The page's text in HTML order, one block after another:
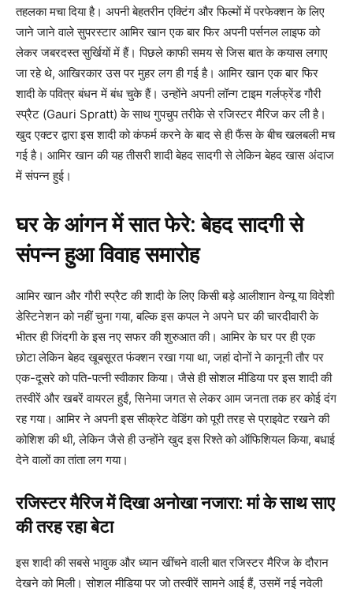
तहलका मचा दिया है। अपनी बेहतरीन एक्टिंग और फिल्मों में परफेक्शन के लिए
जाने जाने वाले सुपरस्टार आमिर खान एक बार फिर अपनी पर्सनल लाइफ को
लेकर जबरदस्त सुर्खियों में हैं। पिछले काफी समय से जिस बात के कयास लगाए
जा रहे थे, आखिरकार उस पर मुहर लग ही गई है। आमिर खान एक बार फिर
शादी के पवित्र बंधन में बंध चुके हैं। उन्होंने अपनी लॉन्ग टाइम गर्लफ्रेंड गौरी
स्प्रैट (Gauri Spratt) के साथ गुपचुप तरीके से रजिस्टर मैरिज कर ली है।
खुद एक्टर द्वारा इस शादी को कंफर्म करने के बाद से ही फैंस के बीच खलबली मच
गई है। आमिर खान की यह तीसरी शादी बेहद सादगी से लेकिन बेहद खास अंदाज
में संपन्न हुई।
घर के आंगन में सात फेरे: बेहद सादगी से
संपन्न हुआ विवाह समारोह
आमिर खान और गौरी स्प्रैट की शादी के लिए किसी बड़े आलीशान वेन्यू या विदेशी
डेस्टिनेशन को नहीं चुना गया, बल्कि इस कपल ने अपने घर की चारदीवारी के
भीतर ही जिंदगी के इस नए सफर की शुरुआत की। आमिर के घर पर ही एक
छोटा लेकिन बेहद खूबसूरत फंक्शन रखा गया था, जहां दोनों ने कानूनी तौर पर
एक-दूसरे को पति-पत्नी स्वीकार किया। जैसे ही सोशल मीडिया पर इस शादी की
तस्वीरें और खबरें वायरल हुईं, सिनेमा जगत से लेकर आम जनता तक हर कोई दंग
रह गया। आमिर ने अपनी इस सीक्रेट वेडिंग को पूरी तरह से प्राइवेट रखने की
कोशिश की थी, लेकिन जैसे ही उन्होंने खुद इस रिश्ते को ऑफिशियल किया, बधाई
देने वालों का तांता लग गया।
रजिस्टर मैरिज में दिखा अनोखा नजारा: मां के साथ साए
की तरह रहा बेटा
इस शादी की सबसे भावुक और ध्यान खींचने वाली बात रजिस्टर मैरिज के दौरान
देखने को मिली। सोशल मीडिया पर जो तस्वीरें सामने आई हैं, उसमें नई नवेली